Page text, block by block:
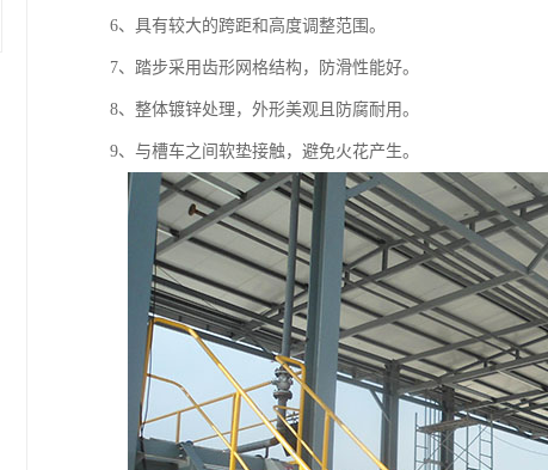
6、具有较大的跨距和高度调整范围。
7、踏步采用齿形网格结构，防滑性能好。
8、整体镀锌处理，外形美观且防腐耐用。
9、与槽车之间软垫接触，避免火花产生。